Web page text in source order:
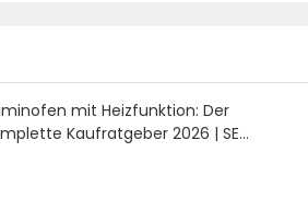
mit Heizfunktion: Der
Kaufratgeber 2026 | SE